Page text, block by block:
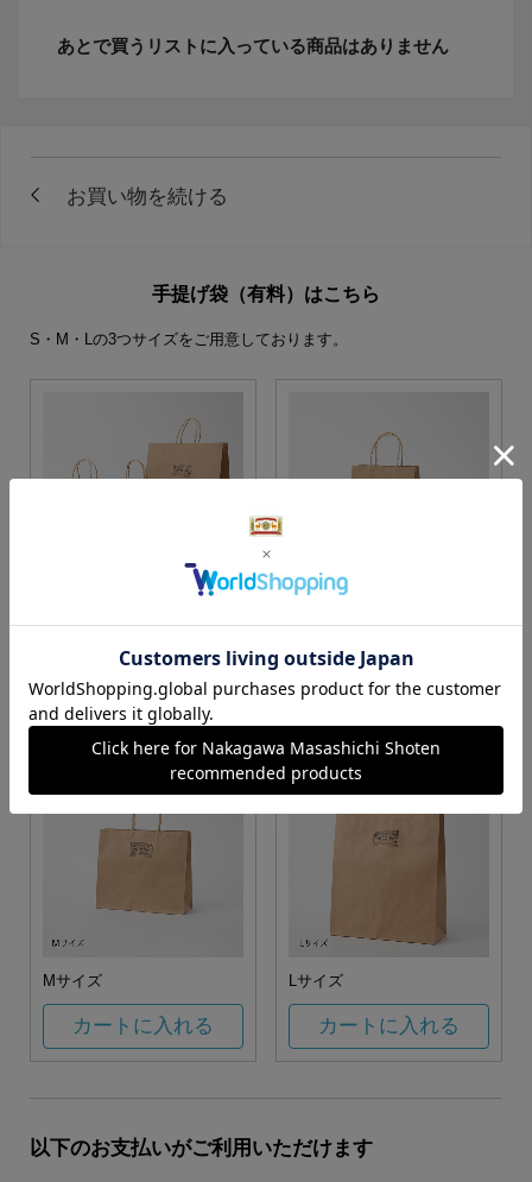
あとで買うリストに入っている商品はありません
手提げ袋（有料）はこちら
S・M・Lの3つサイズをご用意しております。
カートに入れる カートに入れる
Mサイズ
カートに入れる
Lサイズ
カートに入れる
以下のお支払いがご利用いただけます